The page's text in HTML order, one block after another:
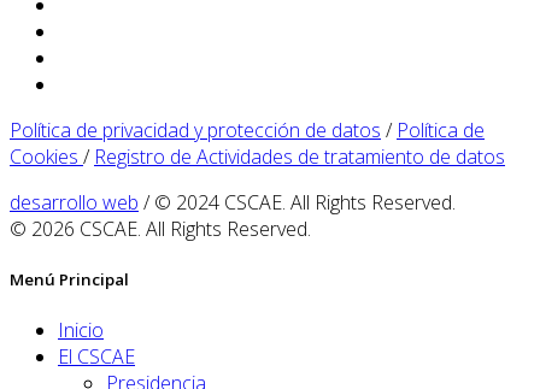
Política de privacidad y protección de datos / Política de
Cookies / Registro de Actividades de tratamiento de datos
desarrollo web / © 2024 CSCAE. All Rights Reserved.
© 2026 CSCAE. All Rights Reserved.
Menú Principal
Inicio
El CSCAE
Presidencia